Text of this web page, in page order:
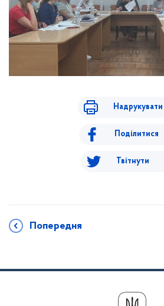
Надрукувати
Поділитися
Твітнути
Попередня